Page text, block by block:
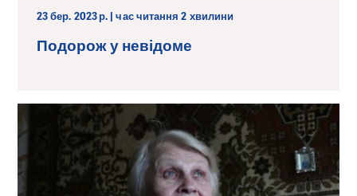
23 бер. 2023 р. | час читання 2 хвилини
Подорож у невідоме